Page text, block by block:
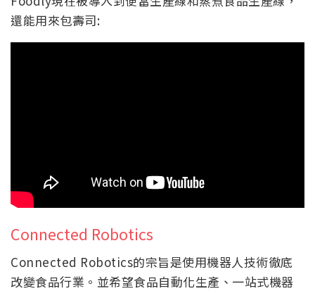
還能用來包壽司:
Connected Robotics
Connected Robotics的宗旨是使用機器人技術徹底
改變食品行業。並希望食品自動化生產、一站式機器